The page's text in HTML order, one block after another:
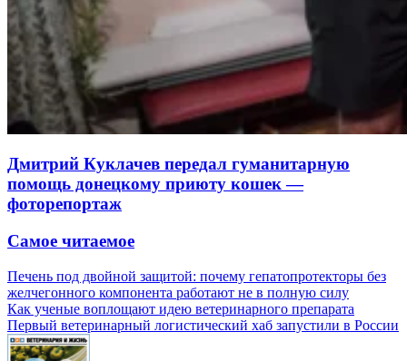
Дмитрий Куклачев передал гуманитарную
помощь донецкому приюту кошек —
фоторепортаж
Самое читаемое
Печень под двойной защитой: почему гепатопротекторы без
желчегонного компонента работают не в полную силу
Как ученые воплощают идею ветеринарного препарата
Первый ветеринарный логистический хаб запустили в России